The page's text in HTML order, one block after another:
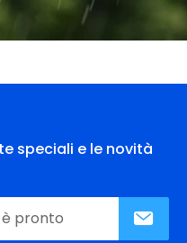
speciali e le novità